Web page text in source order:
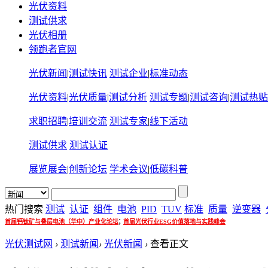
光伏资料
测试供求
光伏相册
领跑者官网
光伏新闻 |测试快讯 测试企业|标准动态
光伏资料|光伏质量|测试分析 测试专题|测试咨询|测试热贴
求职招聘|培训交流 测试专家|线下活动
测试供求 测试认证
展览展会|创新论坛 学术会议|低碳科普
热门搜索 测试 认证 组件 电池 PID TUV 标准 质量 逆变器
首届钙钛矿与叠层电池（华中）产业化论坛; 首届光伏行业ESG价值落地与实践峰会
光伏测试网 › 测试新闻 › 光伏新闻 › 查看正文